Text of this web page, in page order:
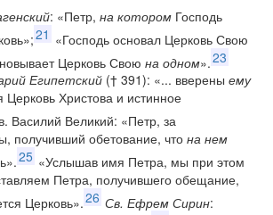
: «Петр, на котором Господь
21 «Господь основал Церковь Свою
Церковь Свою на одном».23
Египетский († 391): «... вверены ему
Христова и истинное
Василий Великий: «Петр, за
получивший обетование, что на нем
25 «Услышав имя Петра, мы при этом
Петра, получившего обещание,
Церковь».26 Св. Ефрем Сирин: